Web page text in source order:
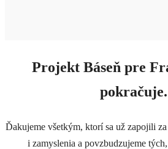
Projekt Báseň pre
Ďakujeme všetkým, ktorí sa už zapojili
i zamyslenia a povzbudzujeme